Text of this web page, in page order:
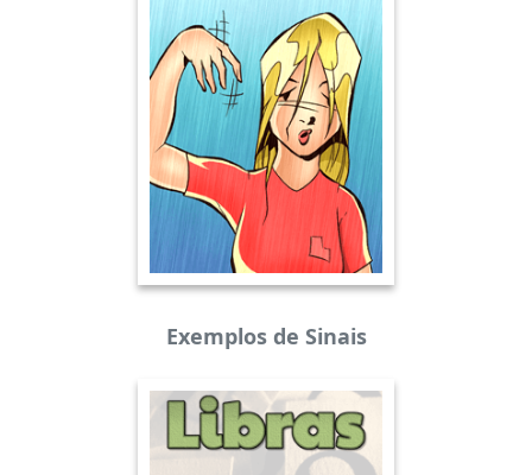
Exemplos de Sinais